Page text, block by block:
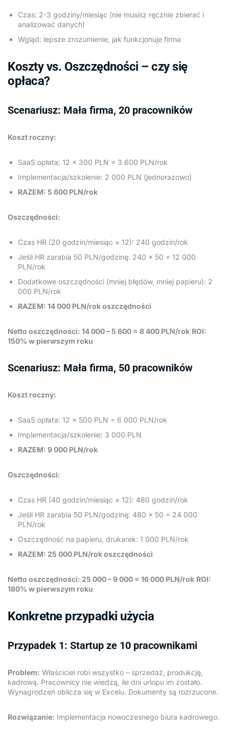
Czas: 2-3 godziny/miesiąc (nie musisz ręcznie zbierać i
analizować danych)
Wgląd: lepsze zrozumienie, jak funkcjonuje firma
Koszty vs. Oszczędności – czy się
opłaca?
Scenariusz: Mała firma, 20 pracowników
Koszt roczny:
SaaS opłata: 12 × 300 PLN = 3 600 PLN/rok
Implementacja/szkolenie: 2 000 PLN (jednorazowo)
RAZEM: 5 600 PLN/rok
Oszczędności:
Czas HR (20 godzin/miesiąc × 12): 240 godzin/rok
Jeśli HR zarabia 50 PLN/godzinę: 240 × 50 = 12 000
PLN/rok
Dodatkowe oszczędności (mniej błędów, mniej papieru): 2
000 PLN/rok
RAZEM: 14 000 PLN/rok oszczędności
Netto oszczędności: 14 000 – 5 600 = 8 400 PLN/rok ROI:
150% w pierwszym roku
Scenariusz: Mała firma, 50 pracowników
Koszt roczny:
SaaS opłata: 12 × 500 PLN = 6 000 PLN/rok
Implementacja/szkolenie: 3 000 PLN
RAZEM: 9 000 PLN/rok
Oszczędności:
Czas HR (40 godzin/miesiąc × 12): 480 godzin/rok
Jeśli HR zarabia 50 PLN/godzinę: 480 × 50 = 24 000
PLN/rok
Oszczędność na papieru, drukarek: 1 000 PLN/rok
RAZEM: 25 000 PLN/rok oszczędności
Netto oszczędności: 25 000 – 9 000 = 16 000 PLN/rok ROI:
180% w pierwszym roku
Konkretne przypadki użycia
Przypadek 1: Startup ze 10 pracownikami
Problem: Właściciel robi wszystko – sprzedaż, produkcję,
kadrową. Pracownicy nie wiedzą, ile dni urlopu im zostało.
Wynagrodzeń oblicza się w Excelu. Dokumenty są rozrzucone.
Rozwiązanie: Implementacja nowoczesnego biura kadrowego.